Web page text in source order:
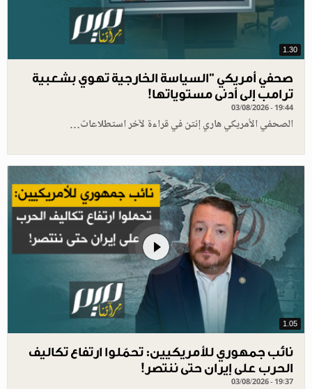
1.30
صحفي أمريكي "السياسة الخارجية تهوي بشعبية
ترامب إلى أدنى مستوياتها!
03/08/2026 - 19:44
الصحفي الأمريكي هاري إنتن في قراءة لآخر استطلاعات…
1.05
نائب جمهوري للأمريكيين: تحمّلوا ارتفاع تكاليف
الحرب على إيران حتى ننتصر!
03/08/2026 - 19:37